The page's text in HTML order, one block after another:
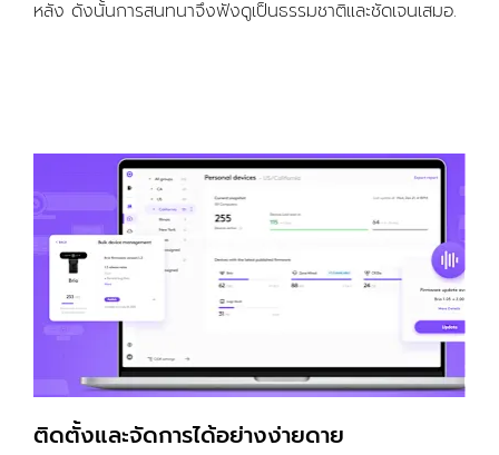
หลัง ดังนั้นการสนทนาจึงฟังดูเป็นธรรมชาติและชัดเจนเสมอ.
ติดตั้งและจัดการได้อย่างง่ายดาย